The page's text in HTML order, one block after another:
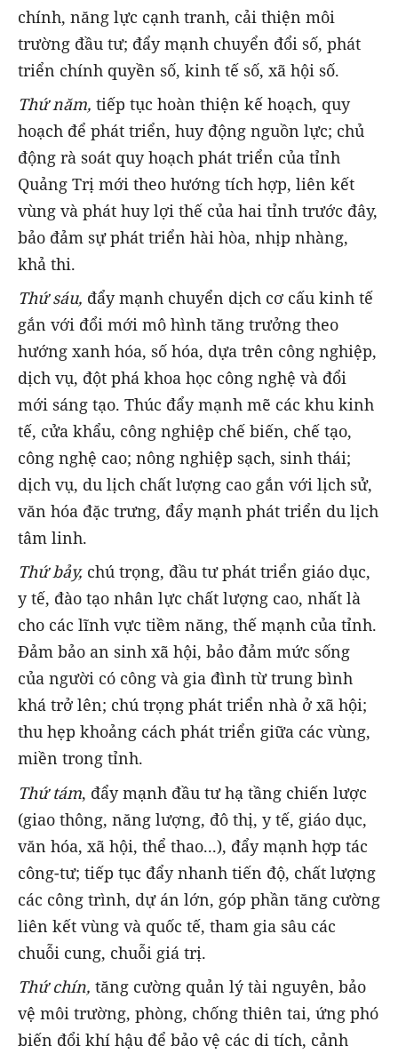
chính, năng lực cạnh tranh, cải thiện môi
trường đầu tư; đẩy mạnh chuyển đổi số, phát
triển chính quyền số, kinh tế số, xã hội số.
Thứ năm, tiếp tục hoàn thiện kế hoạch, quy
hoạch để phát triển, huy động nguồn lực; chủ
động rà soát quy hoạch phát triển của tỉnh
Quảng Trị mới theo hướng tích hợp, liên kết
vùng và phát huy lợi thế của hai tỉnh trước đây,
bảo đảm sự phát triển hài hòa, nhịp nhàng,
khả thi.
Thứ sáu, đẩy mạnh chuyển dịch cơ cấu kinh tế
gắn với đổi mới mô hình tăng trưởng theo
hướng xanh hóa, số hóa, dựa trên công nghiệp,
dịch vụ, đột phá khoa học công nghệ và đổi
mới sáng tạo. Thúc đẩy mạnh mẽ các khu kinh
tế, cửa khẩu, công nghiệp chế biến, chế tạo,
công nghệ cao; nông nghiệp sạch, sinh thái;
dịch vụ, du lịch chất lượng cao gắn với lịch sử,
văn hóa đặc trưng, đẩy mạnh phát triển du lịch
tâm linh.
Thứ bảy, chú trọng, đầu tư phát triển giáo dục,
y tế, đào tạo nhân lực chất lượng cao, nhất là
cho các lĩnh vực tiềm năng, thế mạnh của tỉnh.
Đảm bảo an sinh xã hội, bảo đảm mức sống
của người có công và gia đình từ trung bình
khá trở lên; chú trọng phát triển nhà ở xã hội;
thu hẹp khoảng cách phát triển giữa các vùng,
miền trong tỉnh.
Thứ tám, đẩy mạnh đầu tư hạ tầng chiến lược
(giao thông, năng lượng, đô thị, y tế, giáo dục,
văn hóa, xã hội, thể thao...), đẩy mạnh hợp tác
công-tư; tiếp tục đẩy nhanh tiến độ, chất lượng
các công trình, dự án lớn, góp phần tăng cường
liên kết vùng và quốc tế, tham gia sâu các
chuỗi cung, chuỗi giá trị.
Thứ chín, tăng cường quản lý tài nguyên, bảo
vệ môi trường, phòng, chống thiên tai, ứng phó
biến đổi khí hậu để bảo vệ các di tích, cảnh